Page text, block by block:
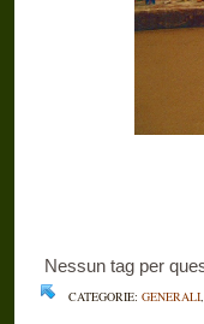
Nessun tag per
CATEGORIE: GENERALI,